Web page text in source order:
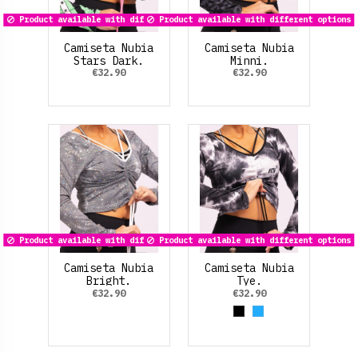
Product available with different options
Camiseta Nubia
Stars Dark.
€32.90
Product available with different options
Camiseta Nubia
Minni.
€32.90
Product available with different options
Camiseta Nubia
Bright.
€32.90
Product available with different options
Camiseta Nubia
Tye.
€32.90
BlackAzul claro